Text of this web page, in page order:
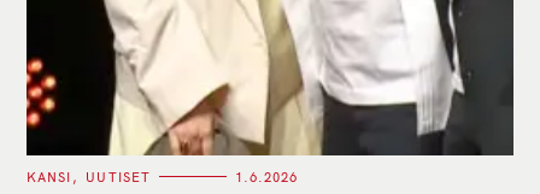
C
KANSI UUTISET 1.6.2026